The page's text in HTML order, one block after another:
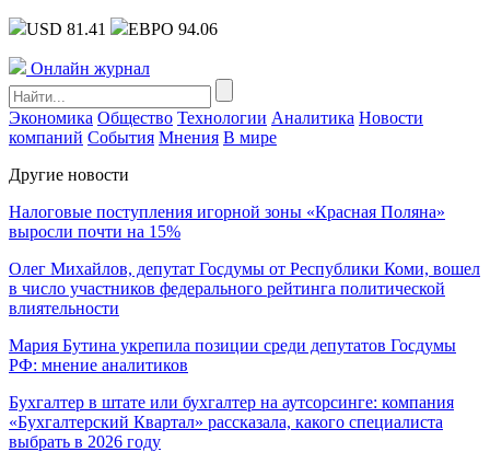
USD 81.41 ЕВРО 94.06
Онлайн журнал
Экономика Общество Технологии Аналитика Новости
компаний События Мнения В мире
Другие новости
Налоговые поступления игорной зоны «Красная Поляна»
выросли почти на 15%
Олег Михайлов, депутат Госдумы от Республики Коми, вошел
в число участников федерального рейтинга политической
влиятельности
Мария Бутина укрепила позиции среди депутатов Госдумы
РФ: мнение аналитиков
Бухгалтер в штате или бухгалтер на аутсорсинге: компания
«Бухгалтерский Квартал» рассказала, какого специалиста
выбрать в 2026 году